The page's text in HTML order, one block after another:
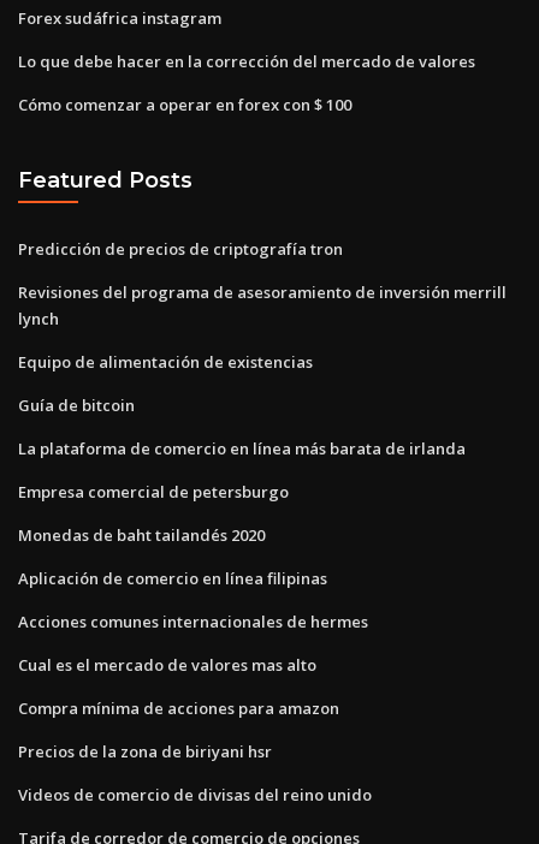
Forex sudáfrica instagram
Lo que debe hacer en la corrección del mercado de valores
Cómo comenzar a operar en forex con $ 100
Featured Posts
Predicción de precios de criptografía tron
Revisiones del programa de asesoramiento de inversión merrill
lynch
Equipo de alimentación de existencias
Guía de bitcoin
La plataforma de comercio en línea más barata de irlanda
Empresa comercial de petersburgo
Monedas de baht tailandés 2020
Aplicación de comercio en línea filipinas
Acciones comunes internacionales de hermes
Cual es el mercado de valores mas alto
Compra mínima de acciones para amazon
Precios de la zona de biriyani hsr
Videos de comercio de divisas del reino unido
Tarifa de corredor de comercio de opciones